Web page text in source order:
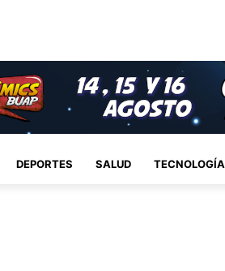
DEPORTES SALUD TECNOLOGÍA